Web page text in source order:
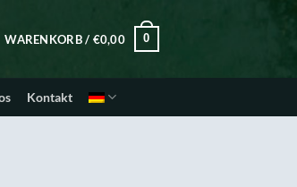
WARENKORB / €0,00 0
Kontakt